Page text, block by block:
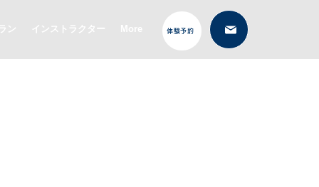
ン インストラクター More 体験予約